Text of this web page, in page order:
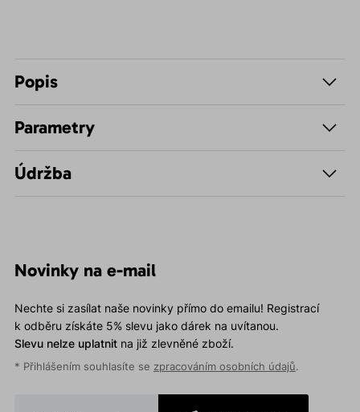
Popis
Parametry
Údržba
Novinky na e-mail
Nechte si zasílat naše novinky přímo do emailu! Registrací
k odběru získáte 5% slevu jako dárek na uvítanou.
Slevu nelze uplatnitna již zlevněné zboží.
* Přihlášením souhlasíte se zpracováním osobních údajů.